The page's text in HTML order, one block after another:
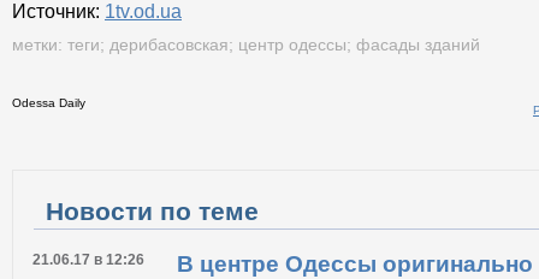
Источник: 1tv.od.ua
метки: теги; дерибасовская; центр одессы; фасады зданий
Odessa Daily